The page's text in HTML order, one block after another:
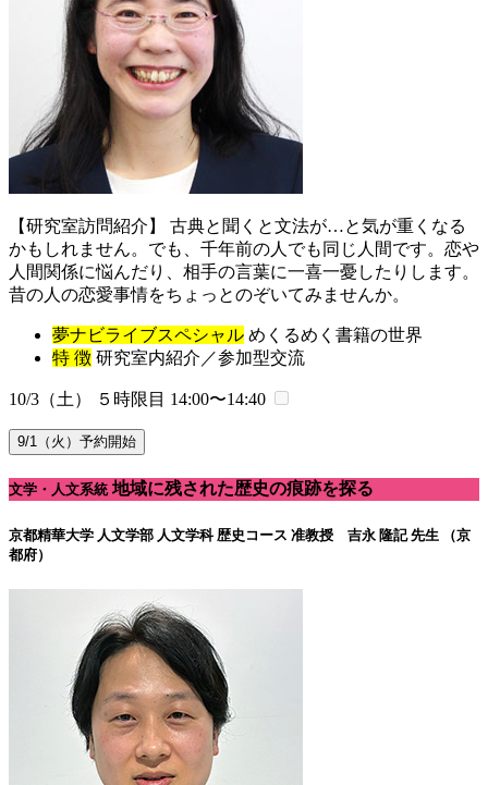
【研究室訪問紹介】 古典と聞くと文法が…と気が重くなる
かもしれません。でも、千年前の人でも同じ人間です。恋や
人間関係に悩んだり、相手の言葉に一喜一憂したりします。
昔の人の恋愛事情をちょっとのぞいてみませんか。
夢ナビライブスペシャル めくるめく書籍の世界
特 徴 研究室内紹介／参加型交流
10/3（土） ５時限目 14:00〜14:40
9/1（火）予約開始
文学・人文系統 地域に残された歴史の痕跡を探る
京都精華大学 人文学部 人文学科 歴史コース 准教授 吉永 隆記 先生 （京
都府）